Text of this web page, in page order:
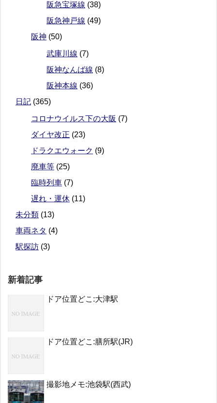
阪急宝塚線 (38)
阪急神戸線 (49)
阪神 (50)
武庫川線 (7)
阪神なんば線 (8)
阪神本線 (36)
日記 (365)
コロナウイルス下の大阪 (7)
ダイヤ改正 (23)
ドラクエウォーク (9)
廃車等 (25)
臨時列車 (7)
遅れ・運休 (11)
未分類 (13)
車両ネタ (4)
駅探訪 (3)
新着記事
ドア位置どこ:大津駅
ドア位置どこ:膳所駅(JR)
撮影地メモ:池袋駅(西武)